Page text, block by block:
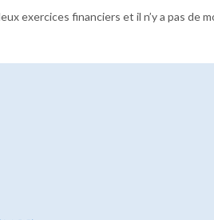
exercices financiers et il n’y a pas